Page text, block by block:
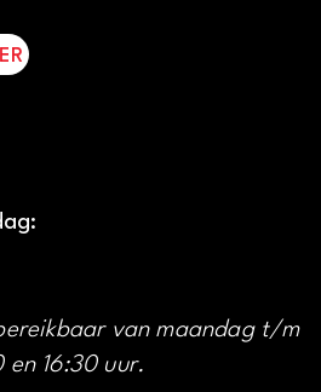
van maandag t/m
en 16:30 uur.